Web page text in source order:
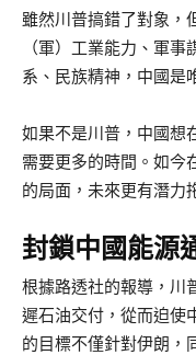
雖然川普搞錯了對象，
（軍）工業能力、軍
系、民族精神，中國是
如果不是川普，中國想
需要更多的時間。如今
的局面，未來更有潛力
封鎖中國能源
根據路透社的報導，川
遲石油交付，從而迫使
的目標不僅針對伊朗，